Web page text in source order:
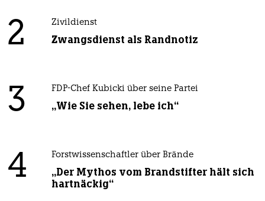
2 Zivildienst
Zwangsdienst als Randnotiz
3 FDP-Chef Kubicki über seine Partei
„Wie Sie sehen, lebe ich“
4 Forstwissenschaftler über Brände
„Der Mythos vom Brandstifter hält sich
hartnäckig“